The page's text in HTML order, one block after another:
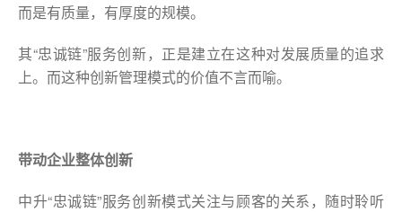
而是有质量，有厚度的规模。
其“忠诚链”服务创新，正是建立在这种对发展质量的追求
上。而这种创新管理模式的价值不言而喻。
带动企业整体创新
中升“忠诚链”服务创新模式关注与顾客的关系，随时聆听